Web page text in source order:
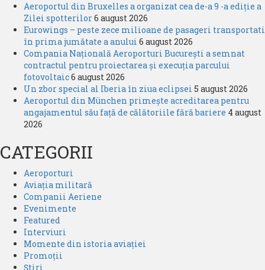
Aeroportul din Bruxelles a organizat cea de-a 9 -a ediție a
Zilei spotterilor6 august 2026
Eurowings – peste zece milioane de pasageri transportati
în prima jumătate a anului 6 august 2026
Compania Națională Aeroporturi București a semnat
contractul pentru proiectarea și execuția parcului
fotovoltaic6 august 2026
Un zbor special al Iberia în ziua eclipsei 5 august 2026
Aeroportul din München primește acreditarea pentru
angajamentul său față de călătoriile fără bariere 4 august
2026
CATEGORII
Aeroporturi
Aviația militară
Companii Aeriene
Evenimente
Featured
Interviuri
Momente din istoria aviației
Promoții
Știri